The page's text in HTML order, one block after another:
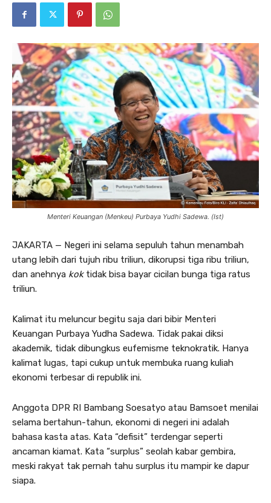
Menteri Keuangan (Menkeu) Purbaya Yudhi Sadewa. (Ist)
JAKARTA — Negeri ini selama sepuluh tahun menambah
utang lebih dari tujuh ribu triliun, dikorupsi tiga ribu triliun,
dan anehnya koktidak bisa bayar cicilan bunga tiga ratus
triliun.
Kalimat itu meluncur begitu saja dari bibir Menteri
Keuangan Purbaya Yudha Sadewa. Tidak pakai diksi
akademik, tidak dibungkus eufemisme teknokratik. Hanya
kalimat lugas, tapi cukup untuk membuka ruang kuliah
ekonomi terbesar di republik ini.
Anggota DPR RI Bambang Soesatyo atau Bamsoet menilai
selama bertahun-tahun, ekonomi di negeri ini adalah
bahasa kasta atas. Kata “defisit” terdengar seperti
ancaman kiamat. Kata “surplus” seolah kabar gembira,
meski rakyat tak pernah tahu surplus itu mampir ke dapur
siapa.